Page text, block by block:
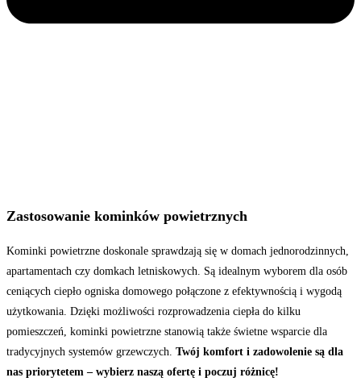
Zastosowanie kominków powietrznych
Kominki powietrzne doskonale sprawdzają się w domach jednorodzinnych,
apartamentach czy domkach letniskowych. Są idealnym wyborem dla osób
ceniących ciepło ogniska domowego połączone z efektywnością i wygodą
użytkowania. Dzięki możliwości rozprowadzenia ciepła do kilku
pomieszczeń, kominki powietrzne stanowią także świetne wsparcie dla
tradycyjnych systemów grzewczych. Twój komfort i zadowolenie są dla
nas priorytetem – wybierz naszą ofertę i poczuj różnicę!